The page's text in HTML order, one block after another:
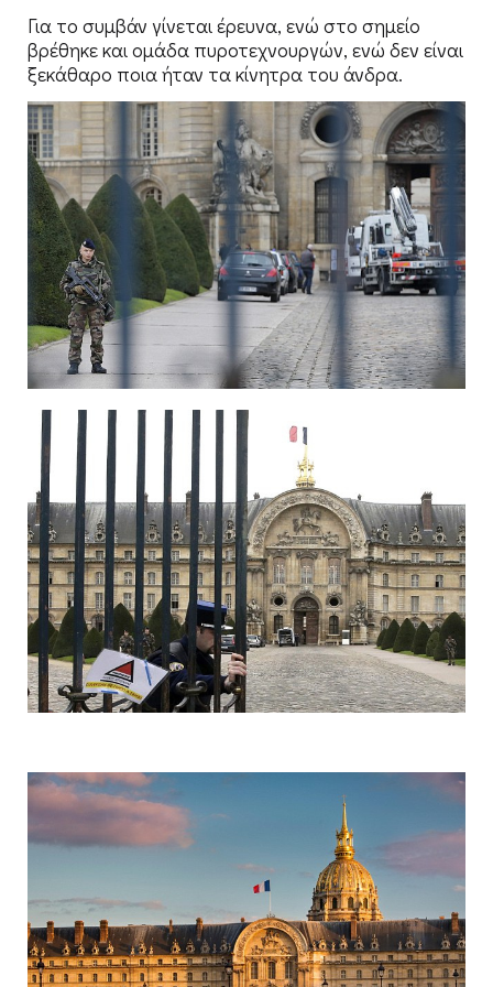
Για το συμβάν γίνεται έρευνα, ενώ στο σημείο
βρέθηκε και ομάδα πυροτεχνουργών, ενώ δεν είναι
ξεκάθαρο ποια ήταν τα κίνητρα του άνδρα.